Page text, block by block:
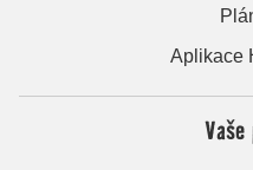
Aplikace
Vaše